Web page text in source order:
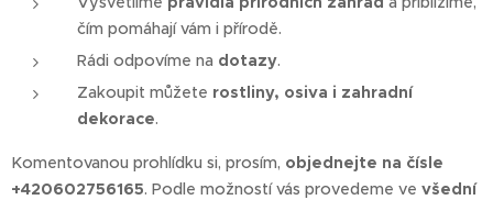
čím pomáhají vám i přírodě.
Rádi odpovíme na dotazy.
Zakoupit můžete rostliny, osiva i zahradní
dekorace.
Komentovanou prohlídku si, prosím, objednejte na čísle
+420602756165. Podle možností vás provedeme ve všední